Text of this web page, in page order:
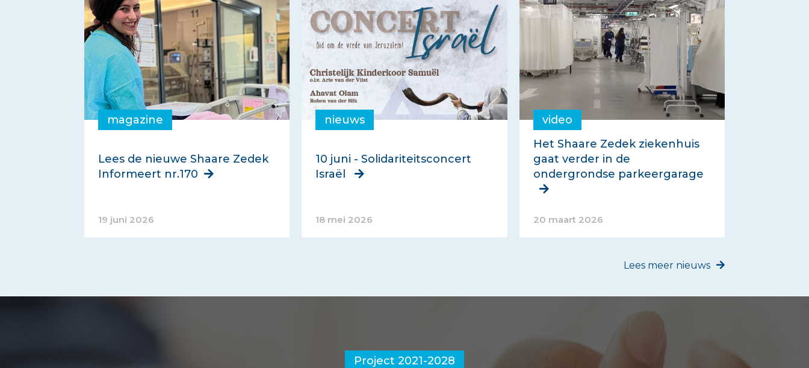
magazine
Lees de nieuwe Shaare Zedek
Informeert nr.170
19 juni 2026
nieuws
10 juni - Solidariteitsconcert
Israël
18 mei 2026
video
Het Shaare Zedek ziekenhuis
gaat verder in de
ondergrondse parkeergarage
20 maart 2026
Lees meer nieuws
Project 2021-2028